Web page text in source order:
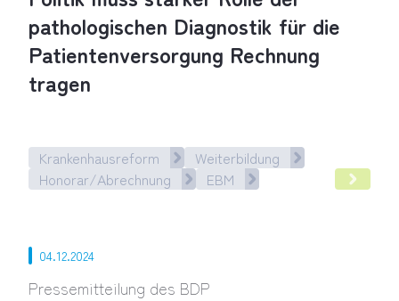
pathologischen Diagnostik für die
Patientenversorgung Rechnung
tragen
Krankenhausreform
Weiterbildung
Honorar/Abrechnung
EBM
04.12.2024
Pressemitteilung des BDP